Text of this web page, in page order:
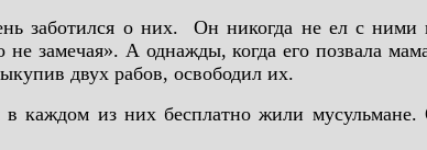
заботился о них. Он никогда не ел с ними
не замечая». А однажды, когда его позвала
двух рабов, освободил их.
каждом из них бесплатно жили